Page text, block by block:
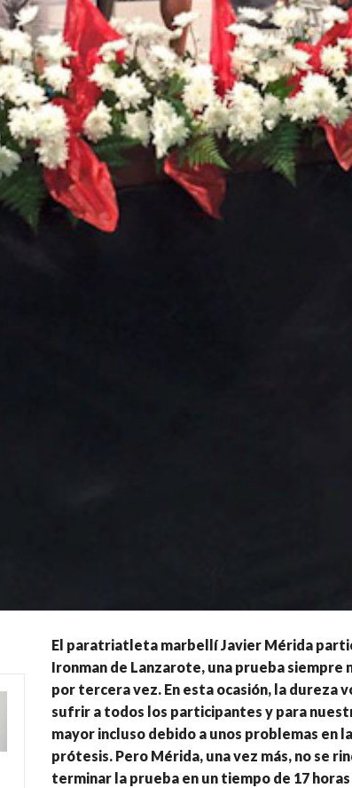
El paratriatleta marbellí Javier Mérida
Ironman de Lanzarote, una prueba
por tercera vez. En esta ocasión, la dureza
sufrir a todos los participantes y para
mayor incluso debido a unos problemas en
prótesis. Pero Mérida, una vez más, no se
terminar la prueba en un tiempo de 17